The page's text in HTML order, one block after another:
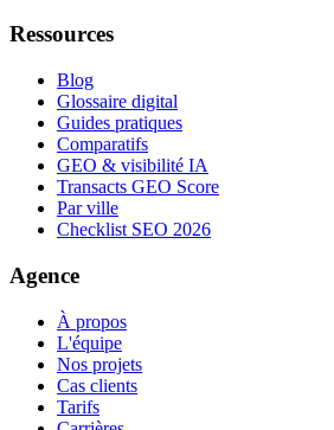
Ressources
Blog
Glossaire digital
Guides pratiques
Comparatifs
GEO & visibilité IA
Transacts GEO Score
Par ville
Checklist SEO 2026
Agence
À propos
L'équipe
Nos projets
Cas clients
Tarifs